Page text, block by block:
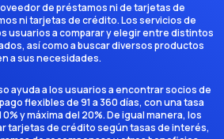
de préstamos ni de tarjetas de
ni tarjetas de crédito. Los servicios de
usuarios a comparar y elegir entre distintos
así como a buscar diversos productos
a sus necesidades.
ayuda a los usuarios a encontrar socios de
flexibles de 91 a 360 días, con una tasa
y máxima del 20%. De igual manera, los
tarjetas de crédito según tasas de interés,